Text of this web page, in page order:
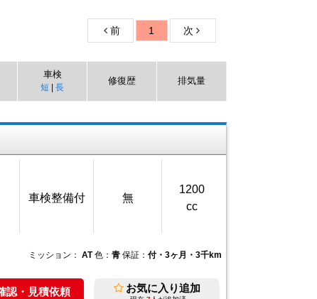
前 1 次
車検
短 | 長
修復歴 排気量
車検整備付 無
1200
cc
ミッション： AT 色： 青 保証： 付・3ヶ月・3千km
・見積依頼 お気に入り追加